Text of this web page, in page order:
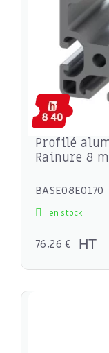
Profilé
Rainure 8
BASE08E0170
en stock
76,26 € HT